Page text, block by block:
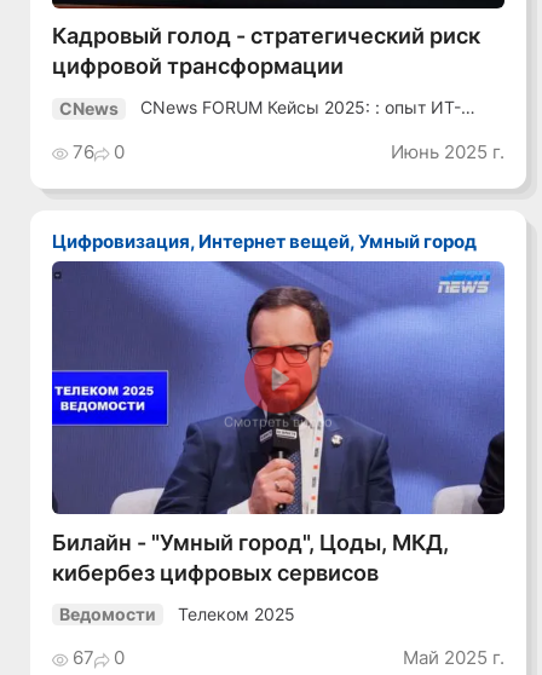
Кадровый голод - стратегический риск
цифровой трансформации
CNews
CNews FORUM Кейсы 2025: : опыт ИТ-
76 0 Июнь 2025 г.
Цифровизация, Интернет вещей, Умный город
Смотреть видео
Билайн - "Умный город", Цоды, МКД,
кибербез цифровых сервисов
Ведомости Телеком 2025
67 0 Май 2025 г.